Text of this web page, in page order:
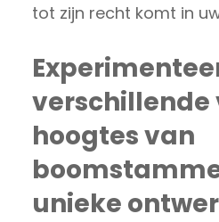
tot zijn recht komt in
verschillende
hoogtes van
unieke